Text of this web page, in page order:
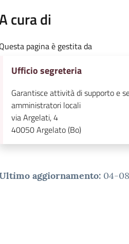
cura di
Questa pagina è gestita da
Ufficio segreteria
Garantisce attività di supporto e
amministratori locali
via Argelati, 4
40050Argelato (Bo)
aggiornamento: 04-